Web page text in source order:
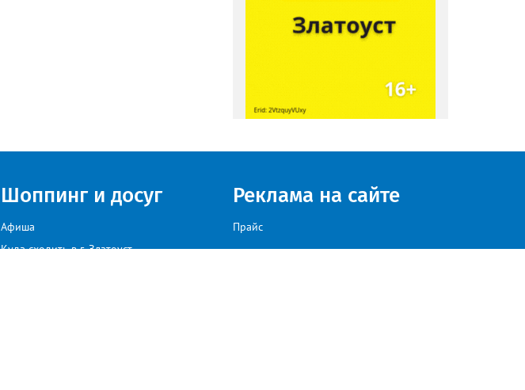
Шоппинг и досуг
Афиша
Куда сходить в г. Златоуст
Реклама на сайте
Прайс